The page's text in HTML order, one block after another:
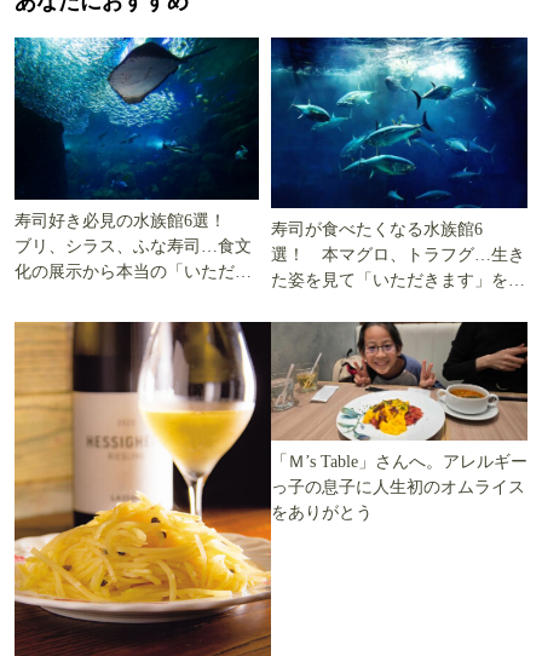
寿司好き必見の水族館6選！
ブリ、シラス、ふな寿司…食文
化の展示から本当の「いただき
寿司が食べたくなる水族館6
選！ 本マグロ、トラフグ…生き
た姿を見て「いただきます」を考
「Ｍ’s Table」さんへ。アレルギー
っ子の息子に人生初のオムライス
をありがとう